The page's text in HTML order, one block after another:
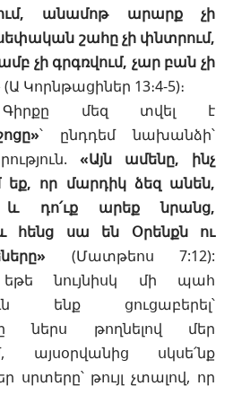
անամոթ արարք չի
շահը չի փնտրում,
չի գրգռվում, չար բան չի
(Ա Կորնթացիներ 13։4-5)։
Գիրքը մեզ տվել է
՝ ընդդեմ նախանձի՝
«Այն ամենը, ինչ
եք, որ մարդիկ ձեզ անեն,
և դո՛ւք արեք նրանց,
հենց սա են Օրենքն ու
(Մատթեոս 7:12):
եթե նույնիսկ մի պահ
ենք ցուցաբերել՝
ներս թողնելով մեր
այսօրվանից սկսե՛նք
սրտերը՝ թույլ չտալով, որ